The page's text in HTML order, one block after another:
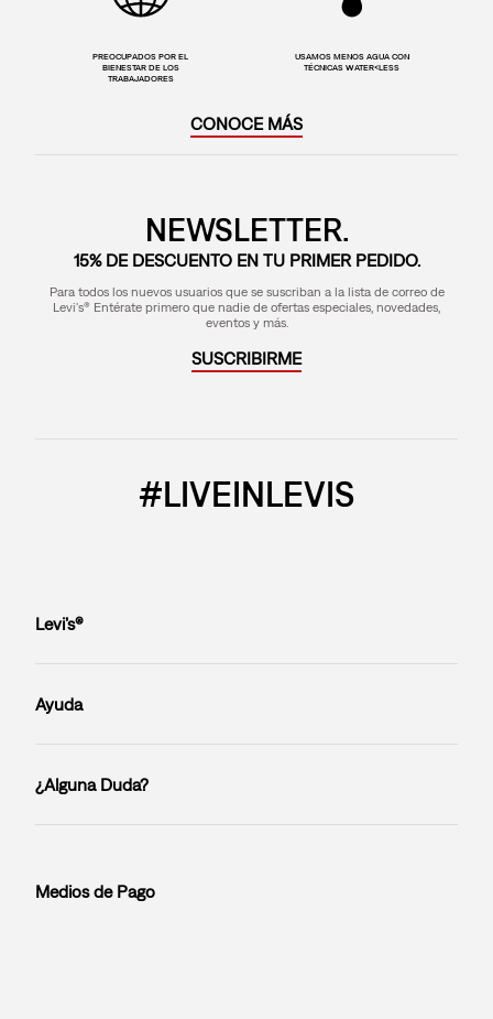
PREOCUPADOS POR EL
BIENESTAR DE LOS
TRABAJADORES
USAMOS MENOS AGUA CON
TÉCNICAS WATER<LESS
CONOCE MÁS
NEWSLETTER.
15% DE DESCUENTO EN TU PRIMER PEDIDO.
Para todos los nuevos usuarios que se suscriban a la lista de correo de
Levi's® Entérate primero que nadie de ofertas especiales, novedades,
eventos y más.
SUSCRIBIRME
#LIVEINLEVIS
Levi’s®
Ayuda
¿Alguna Duda?
Medios de Pago